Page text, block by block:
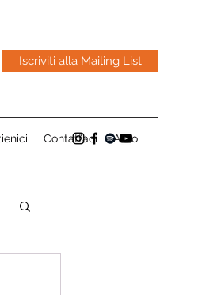
Iscriviti alla Mailing List
Contattaci Altro